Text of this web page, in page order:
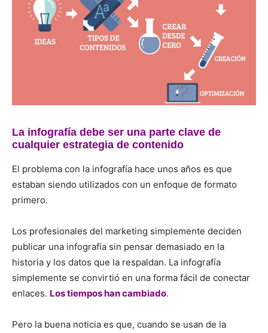
La infografía debe ser una parte clave de
cualquier estrategia de contenido
El problema con la infografía hace unos años es que
estaban siendo utilizados con un enfoque de formato
primero.
Los profesionales del marketing simplemente deciden
publicar una infografía sin pensar demasiado en la
historia y los datos que la respaldan. La infografía
simplemente se convirtió en una forma fácil de conectar
enlaces. Los tiempos han cambiado.
Pero la buena noticia es que, cuando se usan de la